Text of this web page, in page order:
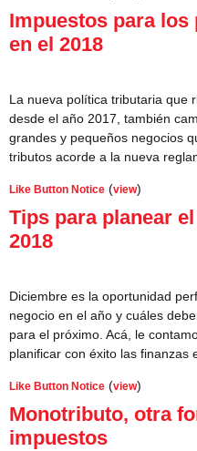
Impuestos para los
en el 2018
La nueva política tributaria que
desde el año 2017, también
grandes y pequeños negocios
tributos acorde a la nueva
Like Button Notice (view)
Tips para planear
2018
Diciembre es la oportunidad
negocio en el año y cuáles
para el próximo. Acá, le
planificar con éxito las finanzas
Like Button Notice (view)
Monotributo, otra
impuestos